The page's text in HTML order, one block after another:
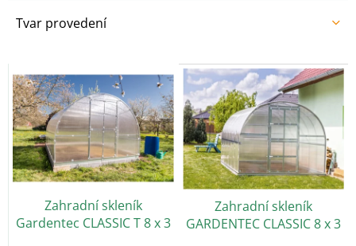
Tvar provedení
V
ý
p
s
p
r
Zahradní skleník
Gardentec CLASSIC T 8 x 3
Zahradní skleník
GARDENTEC CLASSIC 8 x 3